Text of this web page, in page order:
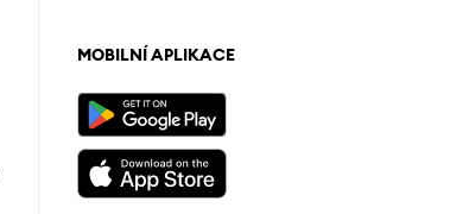
MOBILNÍ APLIKACE